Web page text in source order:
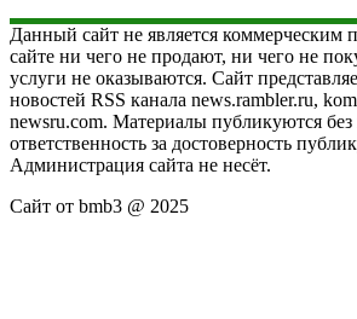
Данный сайт не является коммерческим
сайте ни чего не продают, ни чего не
услуги не оказываются. Сайт
новостей RSS канала news.rambler.ru,
newsru.com. Материалы публикуются без
ответственность за достоверность
Администрация сайта не несёт.
Сайт от bmb3 @ 2025